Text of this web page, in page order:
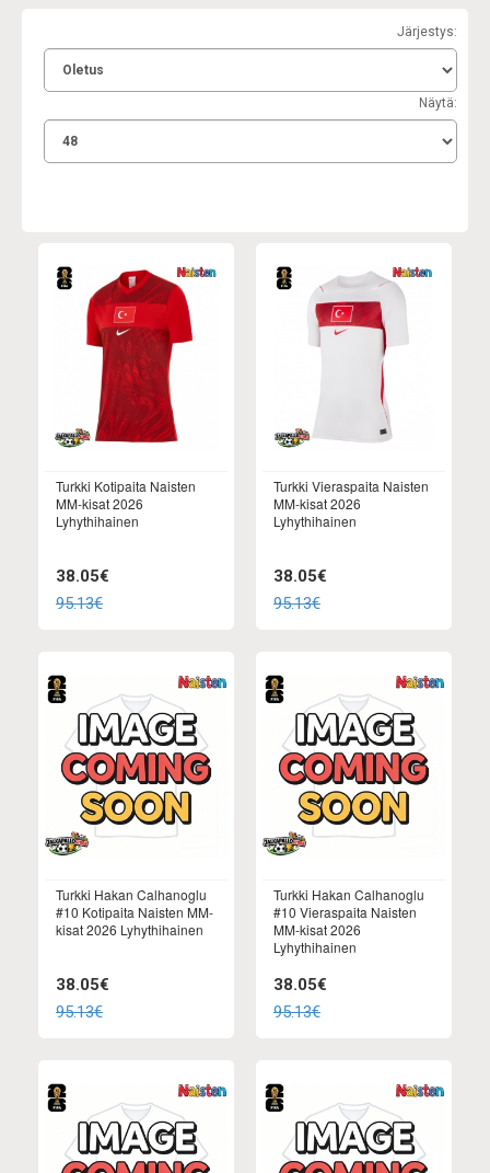
Järjestys:
Näytä:
Turkki Kotipaita Naisten
MM-kisat 2026
Lyhythihainen
38.05€
95.13€
Turkki Vieraspaita Naisten
MM-kisat 2026
Lyhythihainen
38.05€
95.13€
Turkki Hakan Calhanoglu
#10 Kotipaita Naisten MM-
kisat 2026 Lyhythihainen
38.05€
95.13€
Turkki Hakan Calhanoglu
#10 Vieraspaita Naisten
MM-kisat 2026
Lyhythihainen
38.05€
95.13€